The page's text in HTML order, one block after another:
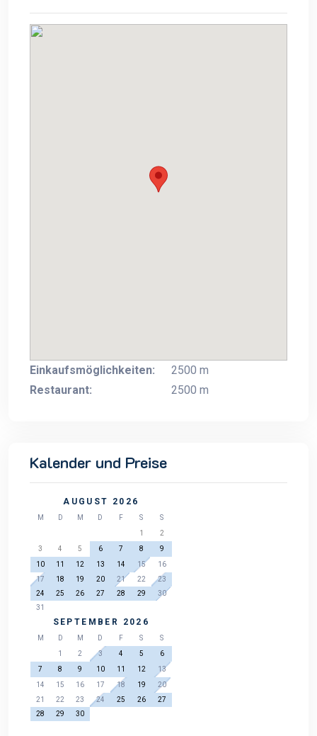
Einkaufsmöglichkeiten:
2500 m
Restaurant:
2500 m
Kalender und Preise
AUGUST 2026
M D M D F S
S
1
2
3
4 5 6 7 8
9
10
11 12 13 14 15
16
17
18 19 20 21 22
23
24
25 26 27 28 29
30
31
SEPTEMBER 2026
M D M D F S
S
1
2 3 4 5
6
7
8 9 10 11 12
13
14
15 16 17 18 19
20
21
22 23 24 25 26
27
28
29 30